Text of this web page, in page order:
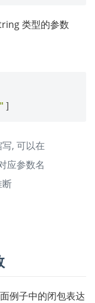
类型的参数
]
, 可以在
应参数名
断
例子中的闭包表达